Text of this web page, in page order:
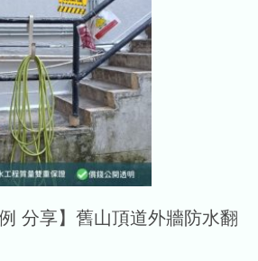
分享】舊山頂道外牆防水翻